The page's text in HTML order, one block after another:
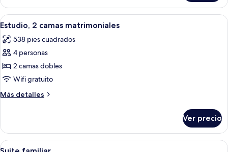
1
habitación
Abrir
todas
las
fotos
de
Estudio,
2
camas
Habitación de hotel con kitchenette,
4
Estudio, 2 camas matrimoniales
538 pies cuadrados
4 personas
2 camas dobles
Wifi gratuito
Más detalles
Más
2
camas
matrimoniales
Ver precio
Abrir
Ropa de cama de alta calidad y caja
6